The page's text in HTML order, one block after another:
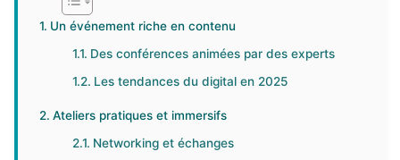
Un événement riche en contenu
Des conférences animées par des experts
Les tendances du digital en 2025
Ateliers pratiques et immersifs
Networking et échanges